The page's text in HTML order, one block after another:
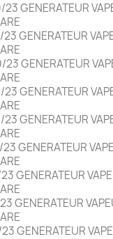
GENERATEUR
GENERATEUR
GENERATEUR
GENERATEUR
GENERATEUR
GENERATEUR
GENERATEUR
GENERATEUR
GENERATEUR